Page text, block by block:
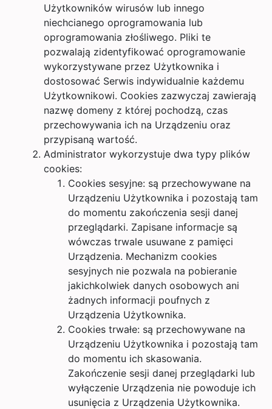
Użytkowników wirusów lub innego
niechcianego oprogramowania lub
oprogramowania złośliwego. Pliki te
pozwalają zidentyfikować oprogramowanie
wykorzystywane przez Użytkownika i
dostosować Serwis indywidualnie każdemu
Użytkownikowi. Cookies zazwyczaj zawierają
nazwę domeny z której pochodzą, czas
przechowywania ich na Urządzeniu oraz
przypisaną wartość.
Administrator wykorzystuje dwa typy plików
cookies:
Cookies sesyjne: są przechowywane na
Urządzeniu Użytkownika i pozostają tam
do momentu zakończenia sesji danej
przeglądarki. Zapisane informacje są
wówczas trwale usuwane z pamięci
Urządzenia. Mechanizm cookies
sesyjnych nie pozwala na pobieranie
jakichkolwiek danych osobowych ani
żadnych informacji poufnych z
Urządzenia Użytkownika.
Cookies trwałe: są przechowywane na
Urządzeniu Użytkownika i pozostają tam
do momentu ich skasowania.
Zakończenie sesji danej przeglądarki lub
wyłączenie Urządzenia nie powoduje ich
usunięcia z Urządzenia Użytkownika.